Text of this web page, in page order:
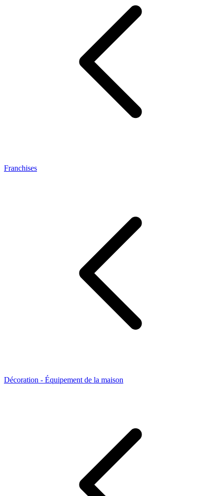
Franchises
Décoration - Équipement de la maison